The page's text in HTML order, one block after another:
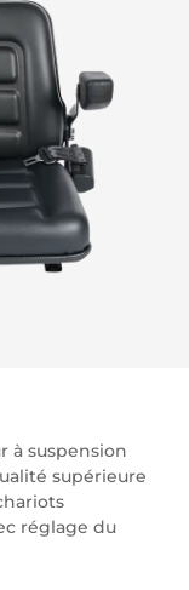
pour créer des
confortables et
de chariots
entier.
à suspension
supérieure
réglage du